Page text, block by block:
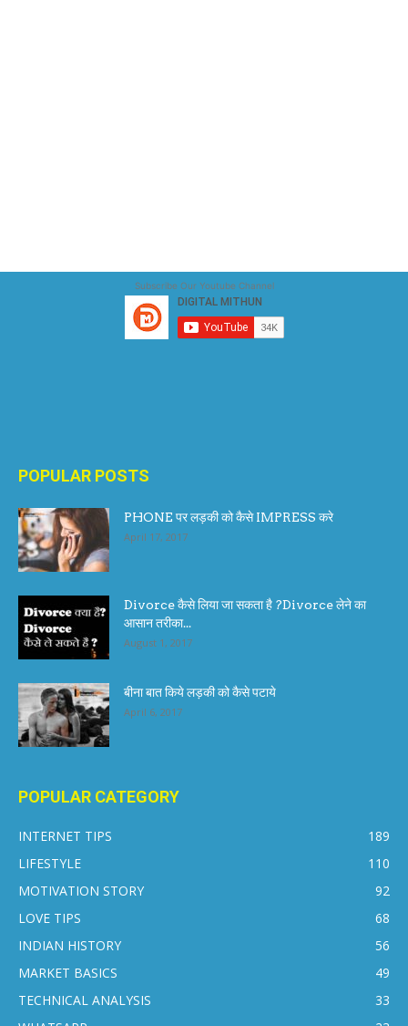
Subscribe Our Youtube Channel
POPULAR POSTS
PHONE पर लड़की को कैसे IMPRESS करे
April 17, 2017
Divorce कैसे लिया जा सकता है ?Divorce लेने का
आसान तरीका...
August 1, 2017
बीना बात किये लड़की को कैसे पटाये
April 6, 2017
POPULAR CATEGORY
INTERNET TIPS
189
LIFESTYLE
110
MOTIVATION STORY
92
LOVE TIPS
68
INDIAN HISTORY
56
MARKET BASICS
49
TECHNICAL ANALYSIS
33